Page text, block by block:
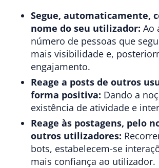
Segue, automaticamente,
nome do seu utilizador: Ao
número de pessoas que
mais visibilidade e,
engajamento.
Reage a posts de outros
forma positiva: Dando a
existência de atividade e
Reage às postagens, pelo
outros utilizadores:
bots, estabelecem-se
mais confiança ao utilizador.